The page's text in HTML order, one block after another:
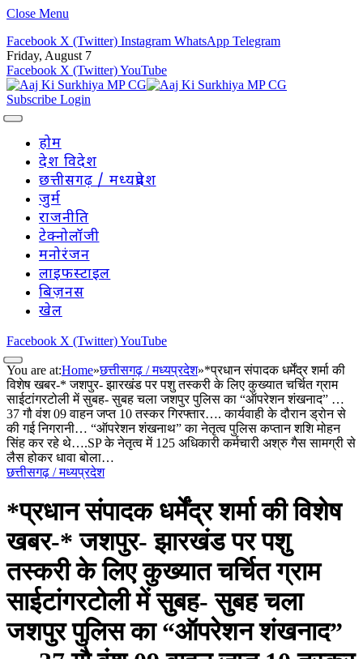
Close Menu
Facebook X (Twitter) Instagram WhatsApp Telegram
Friday, August 7
Facebook X (Twitter)YouTube
Subscribe Login
होम
देश विदेश
छत्तीसगढ़ / मध्यप्रदेश
जुर्म
राजनीति
टेक्नोलॉजी
मनोरंजन
लाइफस्टाइल
बिज़नस
खेल
Facebook X (Twitter)YouTube
You are at:Home»छत्तीसगढ़ / मध्यप्रदेश»*प्रधान संपादक धर्मेंद्र शर्मा की
विशेष खबर-* जशपुर- झारखंड पर पशु तस्करी के लिए कुख्यात चर्चित ग्राम
साईटांगरटोली में सुबह- सुबह चला जशपुर पुलिस का “ऑपरेशन शंखनाद” …
37 गौ वंश 09 वाहन जप्त 10 तस्कर गिरफ्तार…. कार्यवाही के दौरान ड्रोन से
की गई निगरानी… “ऑपरेशन शंखनाथ” का नेतृत्व पुलिस कप्तान शशि मोहन
सिंह कर रहे थे….SP के नेतृत्व में 125 अधिकारी कर्मचारी अश्रु गैस सामग्री से
लैस होकर धावा बोला…
छत्तीसगढ़ / मध्यप्रदेश
*प्रधान संपादक धर्मेंद्र शर्मा की विशेष
खबर-* जशपुर- झारखंड पर पशु
तस्करी के लिए कुख्यात चर्चित ग्राम
साईटांगरटोली में सुबह- सुबह चला
जशपुर पुलिस का “ऑपरेशन शंखनाद”